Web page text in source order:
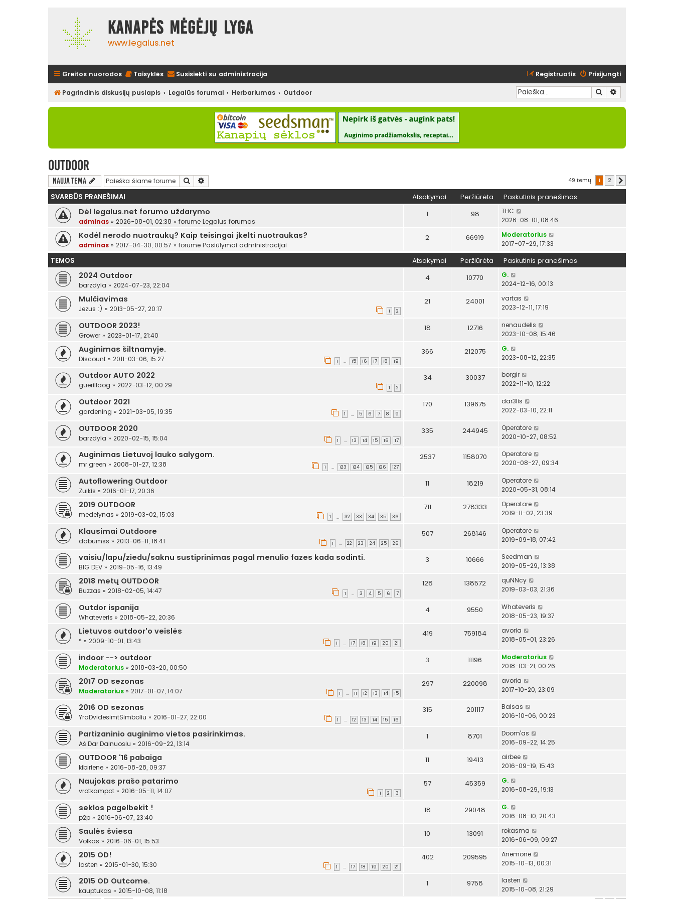
Kanapės mėgėjų lyga
www.legalus.net
Greitos nuorodos Taisyklės Susisiekti su administracija Prisijungti
Registruotis
Pagrindinis diskusijų puslapis Legalūs forumai Herbariumas Outdoor Ieškoti
Outdoor
Nauja tema Ieškoti 49 temų 1 2
SVARBŪS PRANEŠIMAI Atsakymai Peržiūrėta Paskutinis pranešimas
Dėl legalus.net forumo uždarymo
adminas » 2026-08-01, 02:38 » forume Legalus forumas
1 98
THC
2026-08-01, 08:46
Kodėl nerodo nuotraukų? Kaip teisingai įkelti nuotraukas?
adminas » 2017-04-30, 00:57 » forume Pasiūlymai administracijai
2 66919
Moderatorius
2017-07-29, 17:33
TEMOS Atsakymai Peržiūrėta Paskutinis pranešimas
2024 Outdoor
barzdyla » 2024-07-23, 22:04
4 10770
G.
2024-12-16, 00:13
Mulčiavimas
Jezus :) » 2013-05-27, 20:17 1 2
21 24001
vartas
2023-12-11, 17:19
OUTDOOR 2023!
Grower » 2023-01-17, 21:40
18 12716
nenaudelis
2023-10-08, 15:46
Auginimas šiltnamyje.
Discount » 2011-03-06, 15:27 1 … 15 16 17 18 19
366 212075
G.
2023-08-12, 22:35
Outdoor AUTO 2022
guerillaog » 2022-03-12, 00:29 1 2
34 30037
borgir
2022-11-10, 12:22
Outdoor 2021
gardening » 2021-03-05, 19:35 1 … 5 6 7 8 9
170 139675
dar3lis
2022-03-10, 22:11
OUTDOOR 2020
barzdyla » 2020-02-15, 15:04 1 … 13 14 15 16 17
335 244945
Operatore
2020-10-27, 08:52
Auginimas Lietuvoj lauko salygom.
mr.green » 2008-01-27, 12:38 1 … 123 124 125 126 127
2537 1158070
Operatore
2020-08-27, 09:34
Autoflowering Outdoor
Zuikis » 2016-01-17, 20:36
11 18219
Operatore
2020-05-31, 08:14
2019 OUTDOOR
medelynas » 2019-03-02, 15:03 1 … 32 33 34 35 36
711 278333
Operatore
2019-11-02, 23:39
Klausimai Outdoore
dabumss » 2013-06-11, 18:41 1 … 22 23 24 25 26
507 268146
Operatore
2019-09-18, 07:42
vaisiu/lapu/ziedu/saknu sustiprinimas pagal menulio fazes kada sodinti.
BIG DEV » 2019-05-16, 13:49
3 10666
Seedman
2019-05-29, 13:38
2018 metų OUTDOOR
Buzzas » 2018-02-05, 14:47 1 … 3 4 5 6 7
128 138572
quNNcy
2019-03-03, 21:36
Outdor ispanija
Whateveris » 2018-05-22, 20:36
4 9550
Whateveris
2018-05-23, 19:37
Lietuvos outdoor'o veislės
* » 2009-10-01, 13:43 1 … 17 18 19 20 21
419 759184
avoria
2018-05-01, 23:26
indoor --> outdoor
Moderatorius » 2018-03-20, 00:50
3 11196
Moderatorius
2018-03-21, 00:26
2017 OD sezonas
Moderatorius » 2017-01-07, 14:07 1 … 11 12 13 14 15
297 220098
avoria
2017-10-20, 23:09
2016 OD sezonas
YraDvidesimtSimboliu » 2016-01-27, 22:00 1 … 12 13 14 15 16
315 201117
Balsas
2016-10-06, 00:23
Partizaninio auginimo vietos pasirinkimas.
Aš.Dar.Dainuosiu » 2016-09-22, 13:14
1 8701
Doom'as
2016-09-22, 14:25
OUTDOOR '16 pabaiga
kibiriene » 2016-08-28, 09:37
11 19413
airbee
2016-09-19, 15:43
Naujokas prašo patarimo
vrotkampot » 2016-05-11, 14:07 1 2 3
57 45359
G.
2016-08-29, 19:13
seklos pagelbekit !
p2p » 2016-06-07, 23:40
18 29048
G.
2016-08-10, 20:43
Saulės šviesa
Volkas » 2016-06-01, 15:53
10 13091
rokasma
2016-06-09, 09:27
2015 OD!
lasten » 2015-01-30, 15:30 1 … 17 18 19 20 21
402 209595
Anemone
2015-10-13, 00:31
2015 OD Outcome.
kauptukas » 2015-10-08, 11:18
1 9758
lasten
2015-10-08, 21:29